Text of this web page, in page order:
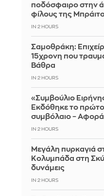
ποδόσφαιρο στην
φίλους της
IN 2 HOURS
Σαμοθράκη:
15χρονη που
Βάθρα
IN 2 HOURS
«Συμβούλιο
Εκδόθηκε το
συμβόλαιο –
IN 2 HOURS
Μεγάλη πυρκαγιά
Κολυμπάδα στη
δυνάμεις
IN 2 HOURS